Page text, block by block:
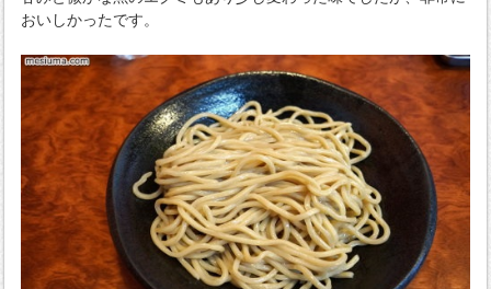
おいしかったです。